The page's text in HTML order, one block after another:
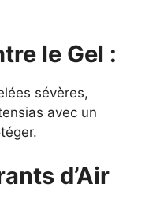
le Gel :
sévères,
avec un
d’Air